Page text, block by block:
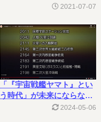
2021-07-07
「『宇宙戦艦ヤマト』とい
う時代」が未来にならなか
2024-05-06